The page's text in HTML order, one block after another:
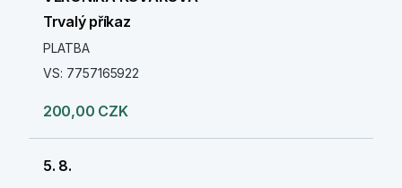
Trvalý příkaz
PLATBA
VS: 7757165922
200,00 CZK
5. 8.